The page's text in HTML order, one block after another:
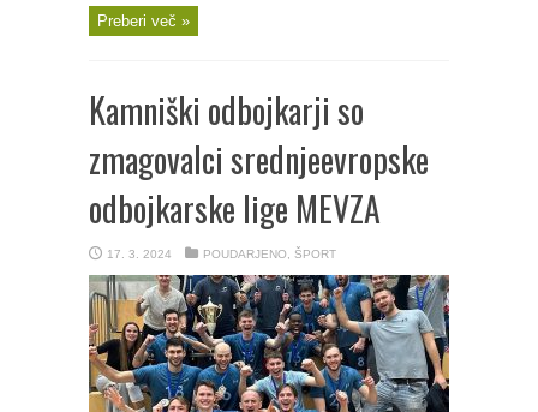
Preberi več »
Kamniški odbojkarji so
zmagovalci srednjeevropske
odbojkarske lige MEVZA
17. 3. 2024 POUDARJENO ŠPORT